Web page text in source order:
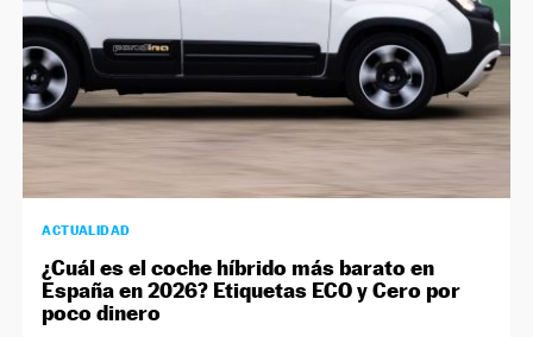
ACTUALIDAD
¿Cuál es el coche híbrido más barato en
España en 2026? Etiquetas ECO y Cero por
poco dinero